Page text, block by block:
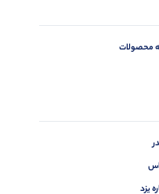
محصولات
یزد